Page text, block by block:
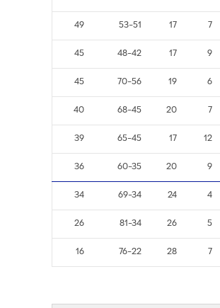
7
17
53-51
49
9
17
48-42
45
6
19
70-56
45
7
20
68-45
40
12
17
65-45
39
9
20
60-35
36
4
24
69-34
34
5
26
81-34
26
7
28
76-22
16